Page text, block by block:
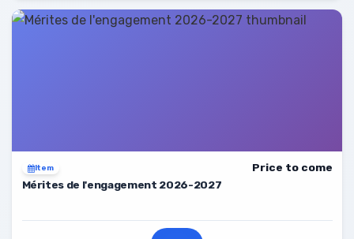
Item
Price to come
Mérites de l'engagement 2026-2027